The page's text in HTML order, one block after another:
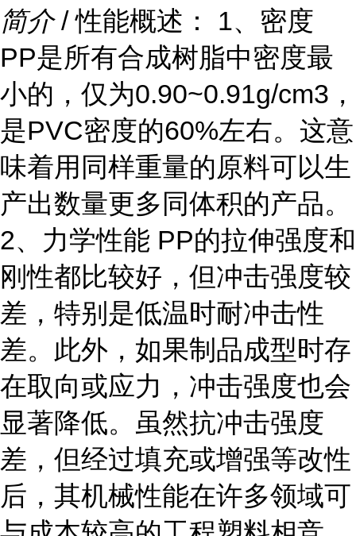
简介 / 性能概述： 1、密度
PP是所有合成树脂中密度最
小的，仅为0.90~0.91g/cm3，
是PVC密度的60%左右。这意
味着用同样重量的原料可以生
产出数量更多同体积的产品。
2、力学性能 PP的拉伸强度和
刚性都比较好，但冲击强度较
差，特别是低温时耐冲击性
差。此外，如果制品成型时存
在取向或应力，冲击强度也会
显著降低。虽然抗冲击强度
差，但经过填充或增强等改性
后，其机械性能在许多领域可